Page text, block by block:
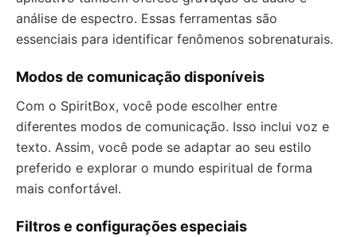
análise de espectro. Essas ferramentas são
essenciais para identificar fenômenos sobrenaturais.
Modos de comunicação disponíveis
Com o SpiritBox, você pode escolher entre
diferentes modos de comunicação. Isso inclui voz e
texto. Assim, você pode se adaptar ao seu estilo
preferido e explorar o mundo espiritual de forma
mais confortável.
Filtros e configurações especiais